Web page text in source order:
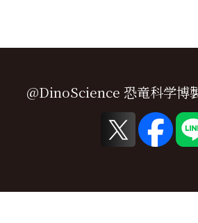
@DinoScience 恐竜科学博